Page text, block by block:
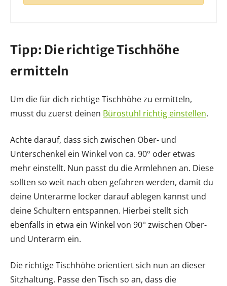
Tipp: Die richtige Tischhöhe
ermitteln
Um die für dich richtige Tischhöhe zu ermitteln,
musst du zuerst deinen Bürostuhl richtig einstellen.
Achte darauf, dass sich zwischen Ober- und
Unterschenkel ein Winkel von ca. 90° oder etwas
mehr einstellt. Nun passt du die Armlehnen an. Diese
sollten so weit nach oben gefahren werden, damit du
deine Unterarme locker darauf ablegen kannst und
deine Schultern entspannen. Hierbei stellt sich
ebenfalls in etwa ein Winkel von 90° zwischen Ober-
und Unterarm ein.
Die richtige Tischhöhe orientiert sich nun an dieser
Sitzhaltung. Passe den Tisch so an, dass die